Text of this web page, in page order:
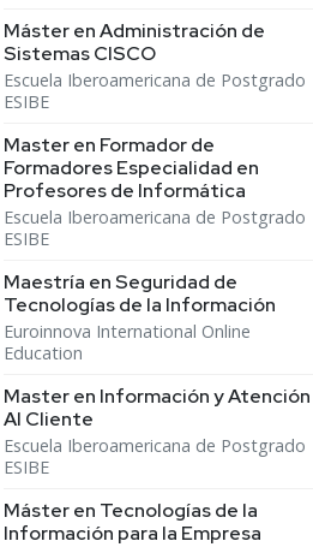
Máster en Administración de
Sistemas CISCO
Escuela Iberoamericana de Postgrado
ESIBE
Master en Formador de
Formadores Especialidad en
Profesores de Informática
Escuela Iberoamericana de Postgrado
ESIBE
Maestría en Seguridad de
Tecnologías de la Información
Euroinnova International Online
Education
Master en Información y Atención
Al Cliente
Escuela Iberoamericana de Postgrado
ESIBE
Máster en Tecnologías de la
Información para la Empresa